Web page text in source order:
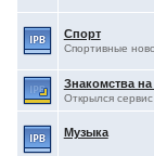
Спорт
Спортивные
Знакомства
Открылся
Музыка